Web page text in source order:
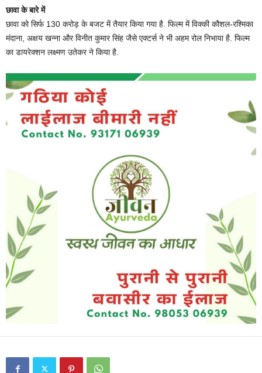
छावा के बारे में
छावा को सिर्फ 130 करोड़ के बजट में तैयार किया गया है. फिल्म में विक्की कौशल-रश्मिका
मंदाना, अक्षय खन्ना और विनीत कुमार सिंह जैसे एक्टर्स ने भी अहम रोल निभाया है. फिल्म
का डायरेक्शन लक्ष्मण उतेकर ने किया है.